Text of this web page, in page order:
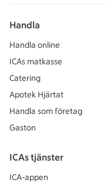
Handla
Handla online
ICAs matkasse
Catering
Apotek Hjärtat
Handla som företag
Gaston
ICAs tjänster
ICA-appen